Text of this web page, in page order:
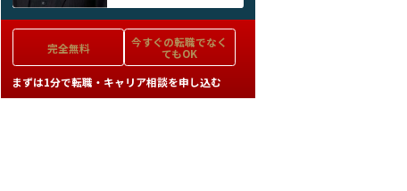
完全無料 今すぐの転職でなく
てもOK
まずは1分で転職・キャリア相談を申し込む